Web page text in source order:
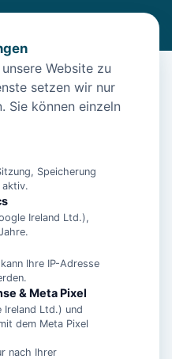
Flint für 5 Personen
Hus
Website zu
setzen wir nur
Sie können einzeln
Speicherung
aktiv.
Ireland Ltd.),
Ihre IP-Adresse
& Meta Pixel
Ireland Ltd.) und
dem Meta Pixel
nach Ihrer